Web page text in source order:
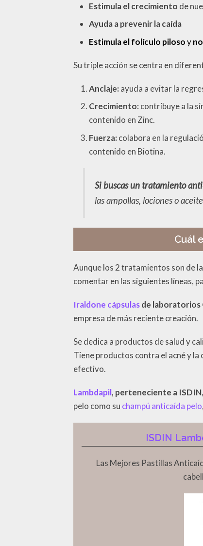
Estimula el crecimiento de
Ayuda a prevenir la caída
Estimula el folículo pilosoy
Su triple acción se centra en
Anclaje: ayuda a evitar la
Crecimiento: contribuye a la
contenido en Zinc.
Fuerza: colabora en la
contenido en Biotina.
Si buscas un tratamiento
las ampollas, lociones o
Cuál
Aunque los 2 tratamientos son de
comentar en las siguientes líneas,
Iraldone cápsulasde laboratorios
empresa de más reciente creación.
Se dedica a productos de salud y
Tiene productos contra el acné y la
efectivo.
Lambdapil, perteneciente a ISDIN
pelo como su champú anticaída pelo
ISDIN
Las Mejores Pastillas